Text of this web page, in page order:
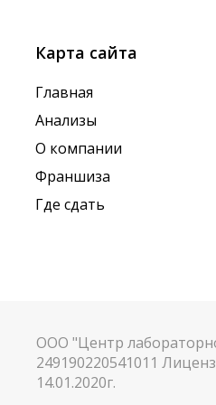
Карта сайта
Главная
Анализы
О компании
Франшиза
Где сдать
ООО "Центр
249190220541011
14.01.2020г.